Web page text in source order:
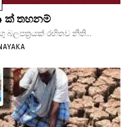
ක් තහනම්
බලපත්‍රයක් රහිතව නීති...